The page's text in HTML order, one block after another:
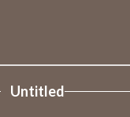
Untitled